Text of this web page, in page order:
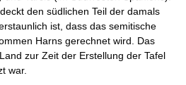
den südlichen Teil der damals
ist, dass das semitische
Harns gerechnet wird. Das
zur Zeit der Erstellung der Tafel
war.